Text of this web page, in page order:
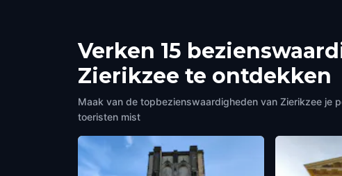
Verken 15
Zierikzee te ontdekken
Maak van de topbezienswaardigheden van Zierikzee je
toeristen mist